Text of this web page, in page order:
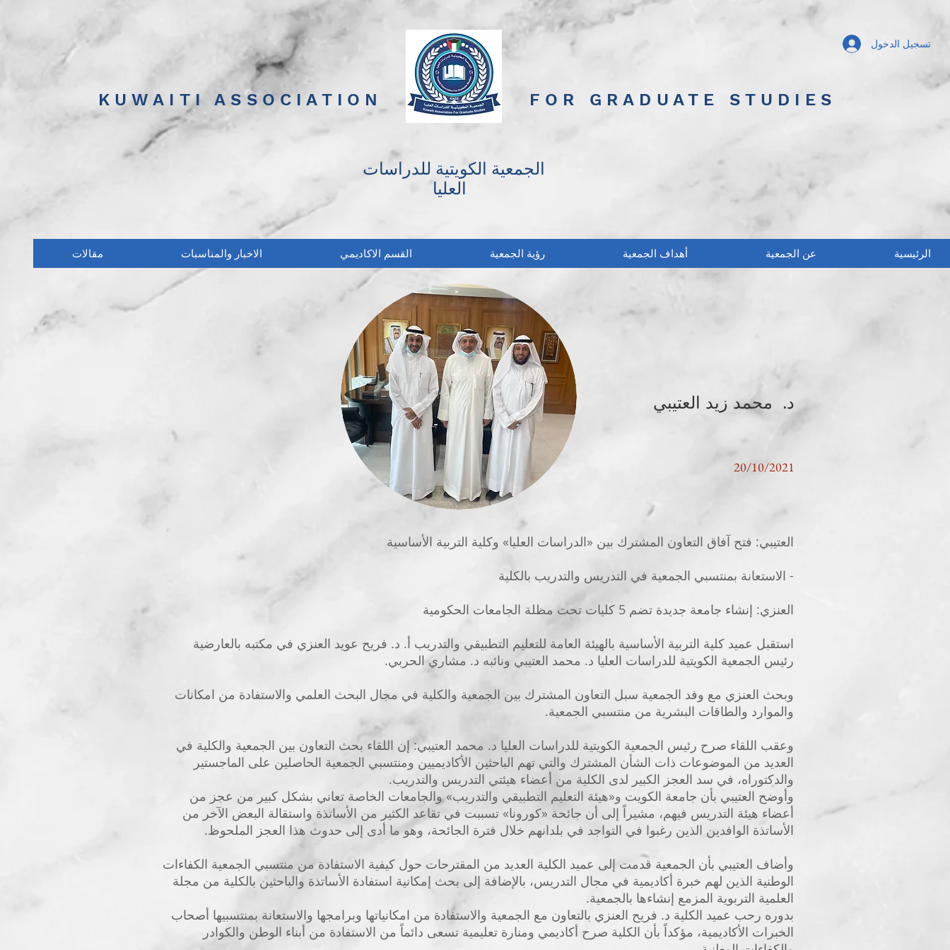
KUWAITI ASSOCIATION
تسجيل الدخول
FOR GRADUATE STUDIES
الجمعية الكويتية للدراسات
مقالات الاخبار والمناسبات القسم الاكاديمي رؤية الجمعية أهداف الجمعية عن الجمعية الرئيسية
د. محمد زيد العتيبي
20/10/2021
العتيبي: فتح آفاق التعاون المشترك بين «الدراسات العليا» وكلية التربية الأساسية
- الاستعانة بمنتسبي الجمعية في التدريس والتدريب بالكلية
العنزي: إنشاء جامعة جديدة تضم 5 كليات تحت مظلة الجامعات الحكومية
استقبل عميد كلية التربية الأساسية بالهيئة العامة للتعليم التطبيقي والتدريب أ. د. فريح عويد العنزي في مكتبه بالعارضية
رئيس الجمعية الكويتية للدراسات العليا د. محمد العتيبي ونائبه د. مشاري الحربي.
وبحث العنزي مع وفد الجمعية سبل التعاون المشترك بين الجمعية والكلية في مجال البحث العلمي والاستفادة من امكانات
والموارد والطاقات البشرية من منتسبي الجمعية.
وعقب اللقاء صرح رئيس الجمعية الكويتية للدراسات العليا د. محمد العتيبي: إن اللقاء بحث التعاون بين الجمعية والكلية في
العديد من الموضوعات ذات الشأن المشترك والتي تهم الباحثين الأكاديميين ومنتسبي الجمعية الحاصلين على الماجستير
والدكتوراه، في سد العجز الكبير لدى الكلية من أعضاء هيئتي التدريس والتدريب.
وأوضح العتيبي بأن جامعة الكويت و«هيئة التعليم التطبيقي والتدريب» والجامعات الخاصة تعاني بشكل كبير من عجز من
أعضاء هيئة التدريس فيهم، مشيراً إلى أن جائحة «كورونا» تسببت في تقاعد الكثير من الأساتذة واستقالة البعض الآخر من
الأساتذة الوافدين الذين رغبوا في التواجد في بلدانهم خلال فترة الجائحة، وهو ما أدى إلى حدوث هذا العجز الملحوظ.
وأضاف العتيبي بأن الجمعية قدمت إلى عميد الكلية العديد من المقترحات حول كيفية الاستفادة من منتسبي الجمعية الكفاءات
الوطنية الذين لهم خبرة أكاديمية في مجال التدريس، بالإضافة إلى بحث إمكانية استفادة الأساتذة والباحثين بالكلية من مجلة
العلمية التربوية المزمع إنشاءها بالجمعية.
بدوره رحب عميد الكلية د. فريح العنزي بالتعاون مع الجمعية والاستفادة من امكانياتها وبرامجها والاستعانة بمنتسبيها أصحاب
الخبرات الأكاديمية، مؤكداً بأن الكلية صرح أكاديمي ومنارة تعليمية تسعى دائماً من الاستفادة من أبناء الوطن والكوادر